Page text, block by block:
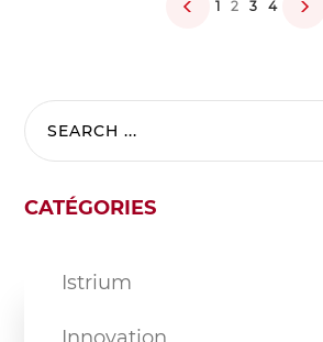
1 2 3 4
CATÉGORIES
Istrium